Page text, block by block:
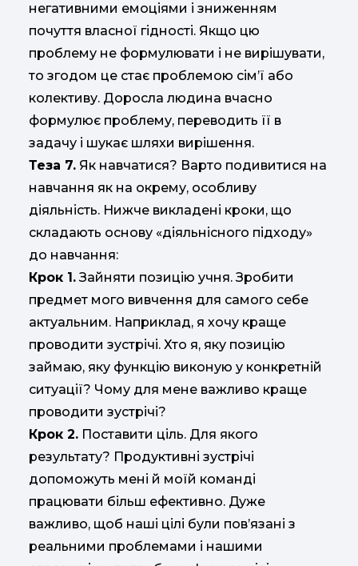
негативними емоціями і зниженням
почуття власної гідності. Якщо цю
проблему не формулювати і не вирішувати,
то згодом це стає проблемою сім’ї або
колективу. Доросла людина вчасно
формулює проблему, переводить її в
задачу і шукає шляхи вирішення.
Теза 7. Як навчатися? Варто подивитися на
навчання як на окрему, особливу
діяльність. Нижче викладені кроки, що
складають основу «діяльнісного підходу»
до навчання:
Крок 1.Зайняти позицію учня. Зробити
предмет мого вивчення для самого себе
актуальним. Наприклад, я хочу краще
проводити зустрічі. Хто я, яку позицію
займаю, яку функцію виконую у конкретній
ситуації? Чому для мене важливо краще
проводити зустрічі?
Крок 2. Поставити ціль. Для якого
результату? Продуктивні зустрічі
допоможуть мені й моїй команді
працювати більш ефективно. Дуже
важливо, щоб наші цілі були пов’язані з
реальними проблемами і нашими